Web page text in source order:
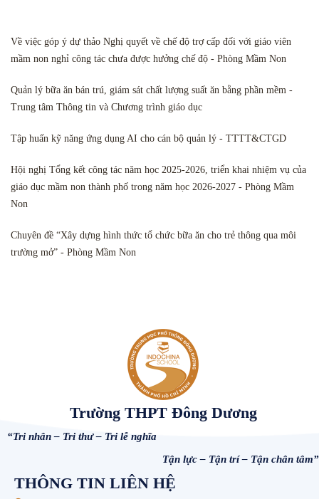
Về việc góp ý dự thảo Nghị quyết về chế độ trợ cấp đối với giáo viên
mầm non nghỉ công tác chưa được hưởng chế độ - Phòng Mầm Non
Quản lý bữa ăn bán trú, giám sát chất lượng suất ăn bằng phần mềm -
Trung tâm Thông tin và Chương trình giáo dục
Tập huấn kỹ năng ứng dụng AI cho cán bộ quản lý - TTTT&CTGD
Hội nghị Tổng kết công tác năm học 2025-2026, triển khai nhiệm vụ của
giáo dục mầm non thành phố trong năm học 2026-2027 - Phòng Mầm
Non
Chuyên đề “Xây dựng hình thức tổ chức bữa ăn cho trẻ thông qua môi
trường mở” - Phòng Mầm Non
Trường THPT Đông Dương
“Tri nhân – Tri thư – Tri lễ nghĩa
Tận lực – Tận trí – Tận chân tâm”
THÔNG TIN LIÊN HỆ